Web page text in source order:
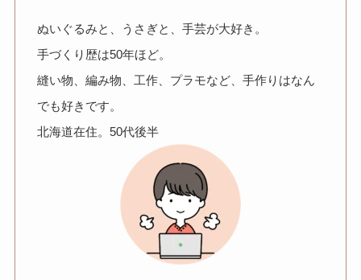
ぬいぐるみと、うさぎと、手芸が大好き。
手づくり歴は50年ほど。
縫い物、編み物、工作、プラモなど、手作りはなん
でも好きです。
北海道在住。50代後半